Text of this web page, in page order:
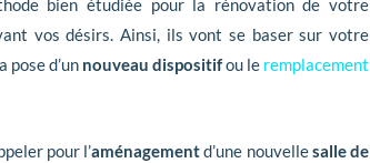
bien étudiée pour la rénovation de votre
vos désirs. Ainsi, ils vont se baser sur votre
pose d’un nouveau dispositifou le remplacement
pour l’aménagementd’une nouvellesalle de